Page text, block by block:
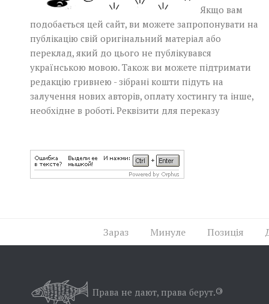
Якщо вам
подобається цей сайт, ви можете запропонувати на
публікацію свій оригінальний матеріал або
переклад, який до цього не публікувався
українською мовою. Також ви можете підтримати
редакцію гривнею - зібрані кошти підуть на
залучення нових авторів, оплату хостингу та інше,
необхідне в роботі. Реквізити для переказу
Зараз Минуле Позиція
Права не дают, права берут.©